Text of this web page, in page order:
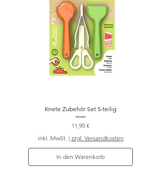
Knete Zubehör Set 5-teilig
Preis
11,90 €
inkl. MwSt. | zzgl. Versandkosten
In den Warenkorb